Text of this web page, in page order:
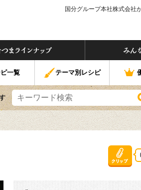
国分グループ本社株式会社
なぁに？ 缶つまラインナップ
一覧
テーマ別レシピ